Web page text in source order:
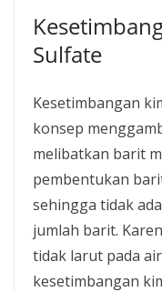
Sulfate
Kesetimbangan
konsep
melibatkan barit
pembentukan
sehingga tidak
jumlah barit.
tidak larut pada
kesetimbangan